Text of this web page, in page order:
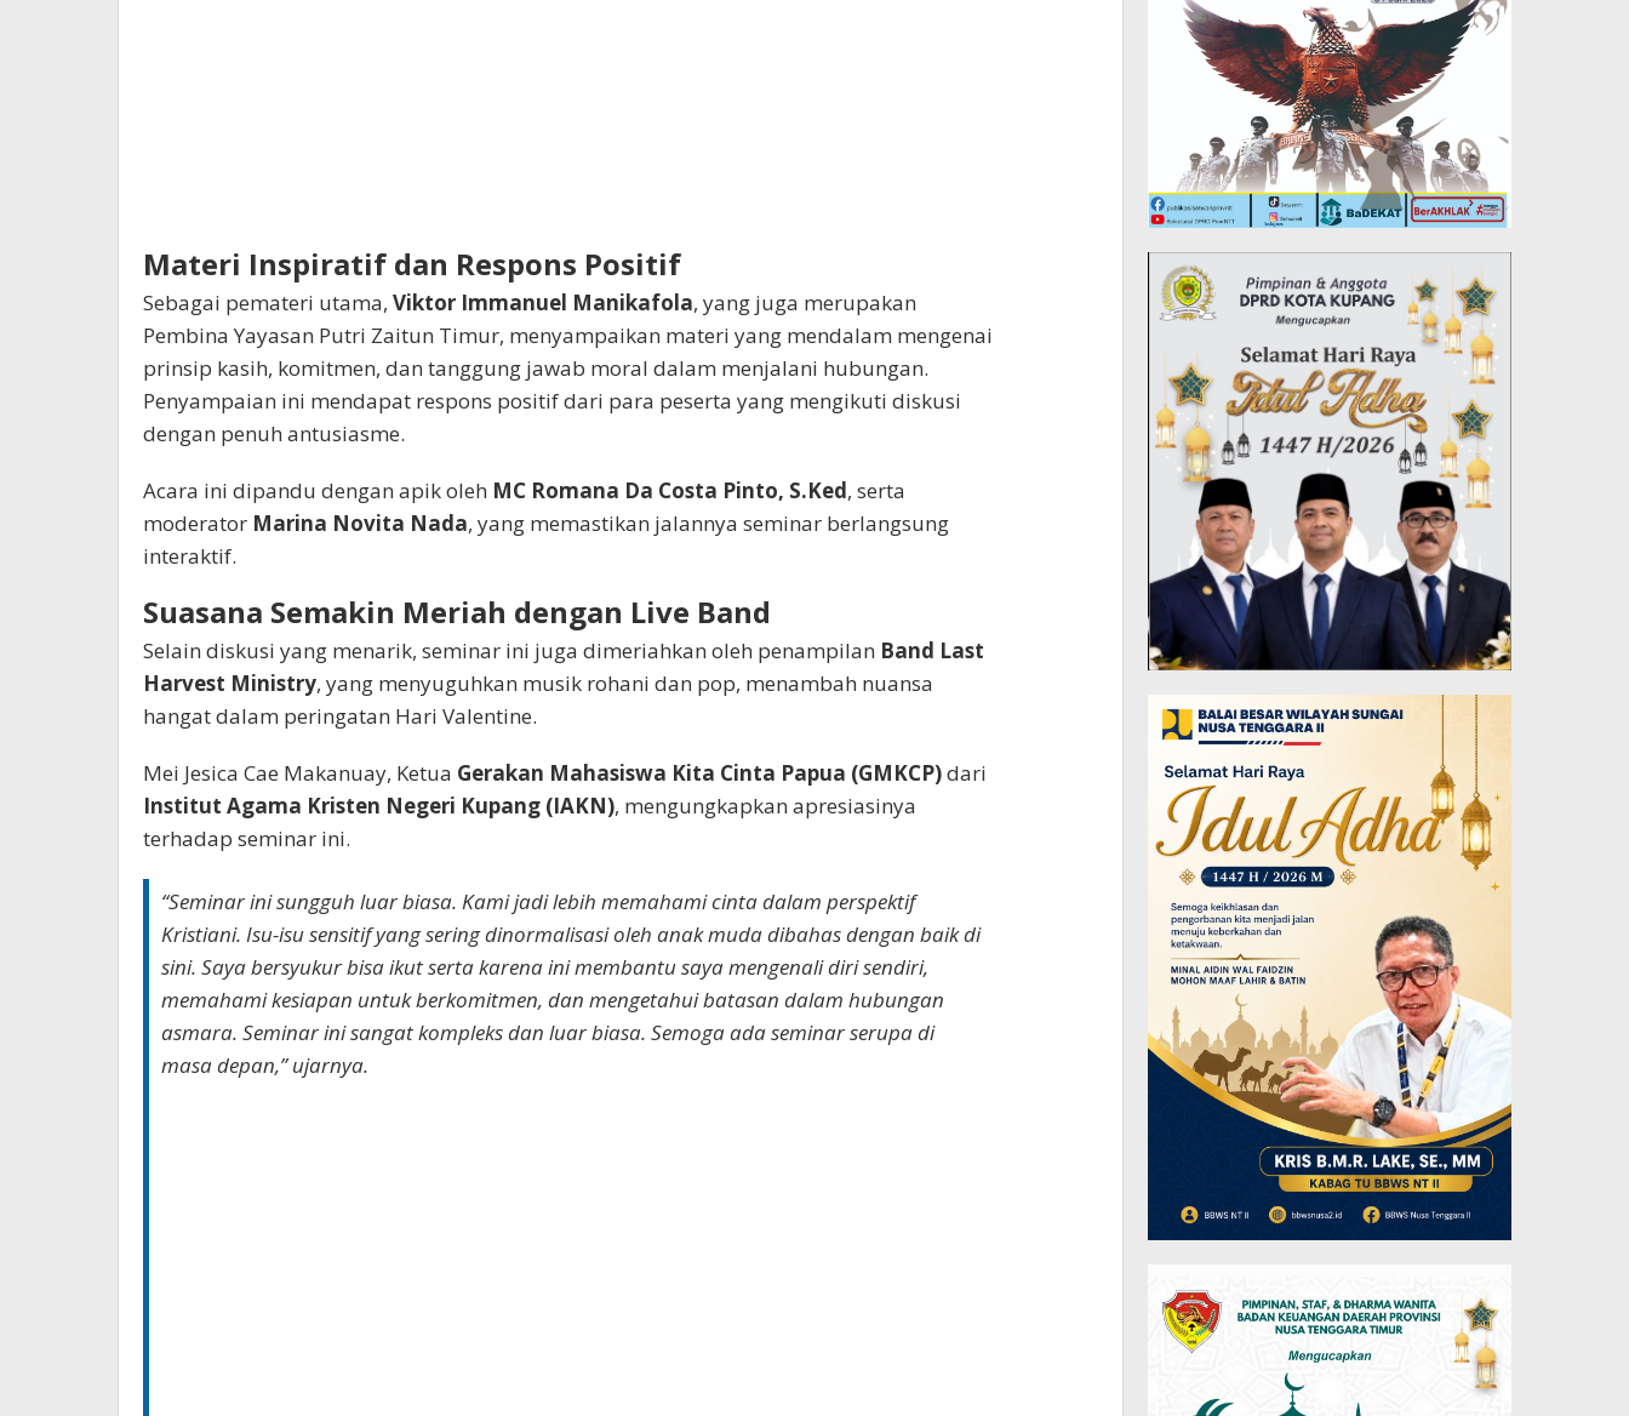
Materi Inspiratif dan Respons Positif
Sebagai pemateri utama, Viktor Immanuel Manikafola, yang juga merupakan
Pembina Yayasan Putri Zaitun Timur, menyampaikan materi yang mendalam mengenai
prinsip kasih, komitmen, dan tanggung jawab moral dalam menjalani hubungan.
Penyampaian ini mendapat respons positif dari para peserta yang mengikuti diskusi
dengan penuh antusiasme.
Acara ini dipandu dengan apik oleh MC Romana Da Costa Pinto, S.Ked, serta
moderator Marina Novita Nada, yang memastikan jalannya seminar berlangsung
interaktif.
Suasana Semakin Meriah dengan Live Band
Selain diskusi yang menarik, seminar ini juga dimeriahkan oleh penampilan Band Last
Harvest Ministry, yang menyuguhkan musik rohani dan pop, menambah nuansa
hangat dalam peringatan Hari Valentine.
Mei Jesica Cae Makanuay, Ketua Gerakan Mahasiswa Kita Cinta Papua (GMKCP)dari
Institut Agama Kristen Negeri Kupang (IAKN), mengungkapkan apresiasinya
terhadap seminar ini.
“Seminar ini sungguh luar biasa. Kami jadi lebih memahami cinta dalam perspektif
Kristiani. Isu-isu sensitif yang sering dinormalisasi oleh anak muda dibahas dengan baik di
sini. Saya bersyukur bisa ikut serta karena ini membantu saya mengenali diri sendiri,
memahami kesiapan untuk berkomitmen, dan mengetahui batasan dalam hubungan
asmara. Seminar ini sangat kompleks dan luar biasa. Semoga ada seminar serupa di
masa depan,”ujarnya.